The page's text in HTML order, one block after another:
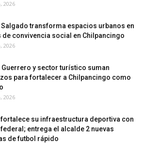
2026
Salgado transforma espacios urbanos en
de convivencia social en Chilpancingo
2026
Guerrero y sector turístico suman
para fortalecer a Chilpancingo como
2026
fortalece su infraestructura deportiva con
entrega el alcalde 2 nuevas
de futbol rápido